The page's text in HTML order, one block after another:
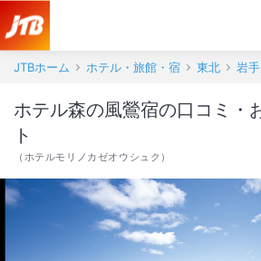
JTBホーム ホテル・旅館・宿 東北 岩
ホテル森の風鶯宿の口コミ・
ト
（ ホテルモリノカゼオウシュク ）